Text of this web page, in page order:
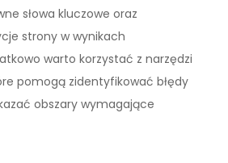
słowa kluczowe oraz
strony w wynikach
warto korzystać z narzędzi
pomogą zidentyfikować błędy
obszary wymagające